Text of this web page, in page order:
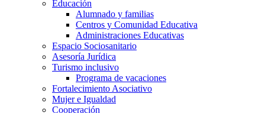
Educación
Alumnado y familias
Centros y Comunidad Educativa
Administraciones Educativas
Espacio Sociosanitario
Asesoría Jurídica
Turismo inclusivo
Programa de vacaciones
Fortalecimiento Asociativo
Mujer e Igualdad
Cooperación